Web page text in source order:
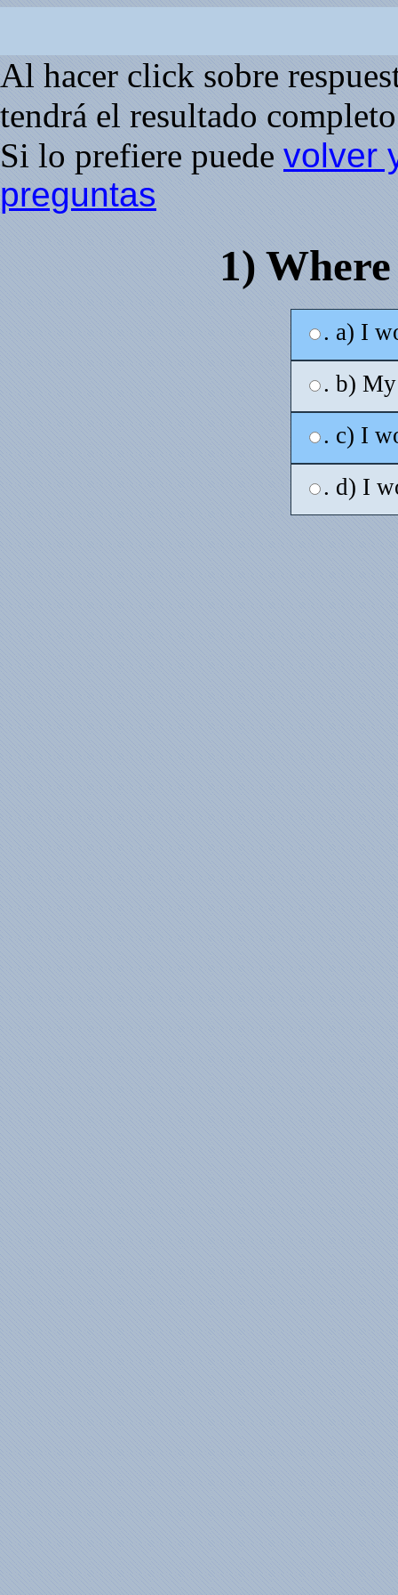
Al hacer click sobre
tendrá el resultado
Si lo prefiere puede volver
preguntas
1)
. a) I
. b)
. c) I
. d) I